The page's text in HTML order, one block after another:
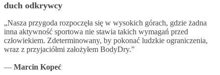
duch odkrywcy
„Nasza przygoda rozpoczęła się w wysokich górach, gdzie żadna
inna aktywność sportowa nie stawia takich wymagań przed
człowiekiem. Zdeterminowany, by pokonać ludzkie ograniczenia,
wraz z przyjaciółmi założyłem BodyDry.”
— Marcin Kopeć